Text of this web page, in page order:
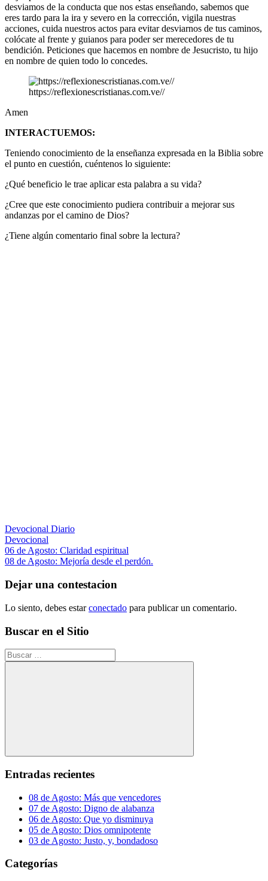
desviamos de la conducta que nos estas enseñando, sabemos que
eres tardo para la ira y severo en la corrección, vigila nuestras
acciones, cuida nuestros actos para evitar desviarnos de tus caminos,
colócate al frente y guianos para poder ser merecedores de tu
bendición. Peticiones que hacemos en nombre de Jesucristo, tu hijo
en nombre de quien todo lo concedes.
https://reflexionescristianas.com.ve//
Amen
INTERACTUEMOS:
Teniendo conocimiento de la enseñanza expresada en la Biblia sobre
el punto en cuestión, cuéntenos lo siguiente:
¿Qué beneficio le trae aplicar esta palabra a su vida?
¿Cree que este conocimiento pudiera contribuir a mejorar sus
andanzas por el camino de Dios?
¿Tiene algún comentario final sobre la lectura?
Devocional Diario
Devocional
Navegación
de
entradas
Entrada
anterior:
06 de Agosto: Claridad espiritual
Siguiente
08 de Agosto: Mejoría desde el perdón.
Dejar una contestacion
Lo siento, debes estarconectado para publicar un comentario.
Buscar en el Sitio
Buscar:
Buscar
Entradas recientes
08 de Agosto: Más que vencedores
07 de Agosto: Digno de alabanza
06 de Agosto: Que yo disminuya
05 de Agosto: Dios omnipotente
03 de Agosto: Justo, y, bondadoso
Categorías